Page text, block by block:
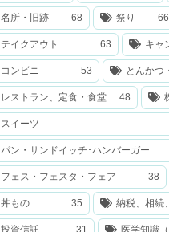
名所・旧跡 68 祭り 66
テイクアウト 63 キャ
コンビニ 53 とんかつ
レストラン、定食・食堂 48
スイーツ
パン・サンドイッチ･ハンバーガー
フェス・フェスタ・フェア 38
丼もの 35 納税、相続
投資信託 31 医学知識（